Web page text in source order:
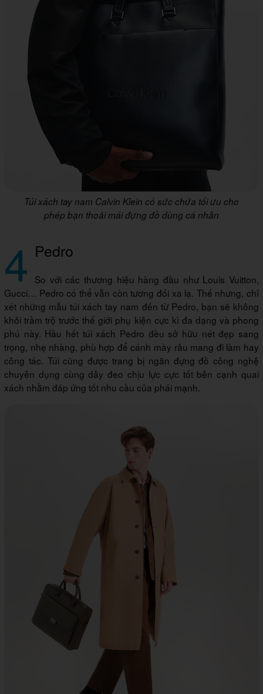
Túi xách tay nam Calvin Klein có sức chứa tối ưu cho
phép bạn thoải mái đựng đồ dùng cá nhân
4 Pedro
So với các thương hiệu hàng đầu như Louis Vuitton,
Gucci… Pedro có thể vẫn còn tương đối xa lạ. Thế nhưng, chỉ
xét những mẫu túi xách tay nam đến từ Pedro, bạn sẽ không
khỏi trầm trộ trước thế giới phụ kiện cực kì đa dạng và phong
phú này. Hầu hết túi xách Pedro đều sở hữu nét đẹp sang
trọng, nhẹ nhàng, phù hợp để cánh mày râu mang đi làm hay
công tác. Túi cũng được trang bị ngăn đựng đồ công nghệ
chuyên dụng cùng dây đeo chịu lực cực tốt bên cạnh quai
xách nhằm đáp ứng tốt nhu cầu của phái mạnh.